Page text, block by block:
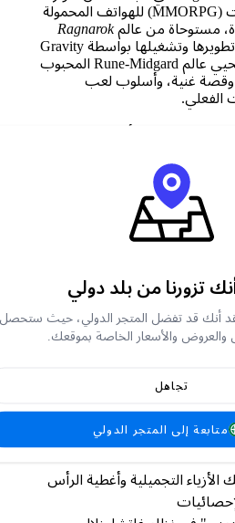
جماعية عبر الإنترنت (MMORPG) للهواتف المحمولة
من عالمRagnarok
الشهير. تم تطويرها وتشغيلها بواسطة Gravity
Game Hub، وهي تُحيي عالم Rune-Midgard المحبوب
وأسلوب لعب
الفردية أو التحديات
تجربة خيالية عميقة
والأجهزة المدعومة.
لعبة راجناروك أوريجين
داخل اللعبة
used in
Ragnarok Origin Global to
packs, and special
باقات مخفضة مثل صناديق الهدايا التذكارية RO
التجميلية وأغطية الرأس
من بلد دولي
قد تفضل المتجر الدولي، حيث ستحصل
والأسعار الخاصة بموقعك.
إلى المتجر الدولي